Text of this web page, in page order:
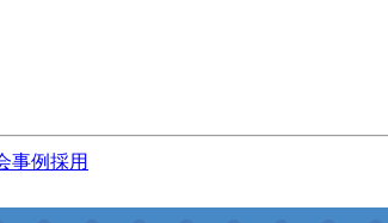
事例採用